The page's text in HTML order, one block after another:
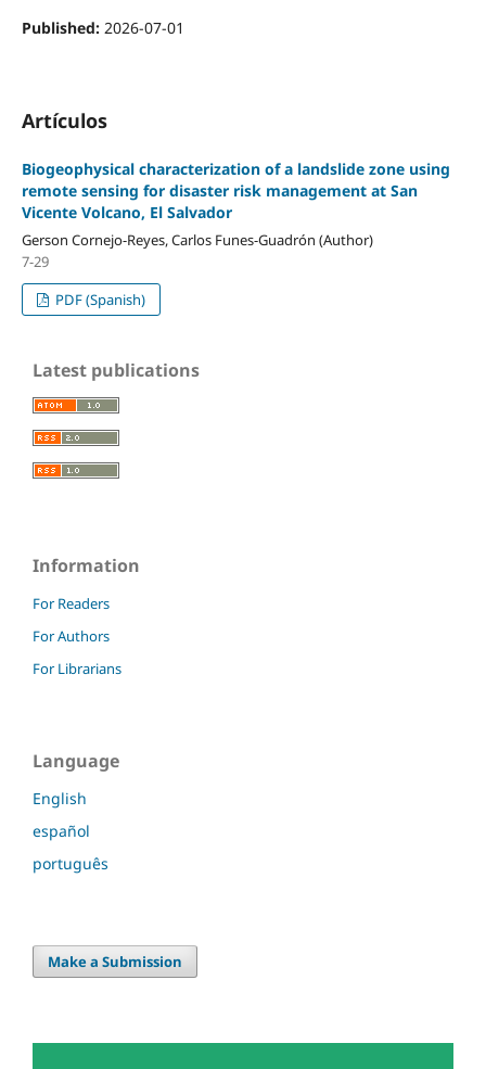
Published: 2026-07-01
Artículos
Biogeophysical characterization of a landslide zone using
remote sensing for disaster risk management at San
Vicente Volcano, El Salvador
Gerson Cornejo-Reyes, Carlos Funes-Guadrón (Author)
7-29
PDF (Spanish)
Latest publications
Information
For Readers
For Authors
For Librarians
Language
English
español
português
Make a Submission